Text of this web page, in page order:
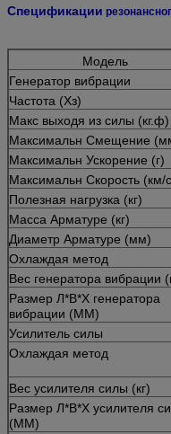
Спецификации
Модель
Генератор вибрации
Частота (Хз)
Макс выходя из силы (кг.ф)
Максимальн Смещение
Максимальн Ускорение (г)
Максимальн Скорость (км/
Полезная нагрузка (кг)
Масса Арматуре (кг)
Диаметр Арматуре (мм)
Охлаждая метод
Вес генератора вибрации
Размер Л*В*Х генератора
вибрации (ММ)
Усилитель силы
Охлаждая метод
Вес усилителя силы (кг)
Размер Л*В*Х усилителя
(ММ)